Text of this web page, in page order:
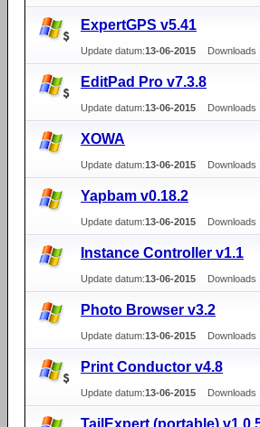
ExpertGPS v5.41
Update datum:13-06-2015 Downloads :
EditPad Pro v7.3.8
Update datum:13-06-2015 Downloads :
XOWA
Update datum:13-06-2015 Downloads :
Yapbam v0.18.2
Update datum:13-06-2015 Downloads :
Instance Controller v1.1
Update datum:13-06-2015 Downloads :
Photo Browser v3.2
Update datum:13-06-2015 Downloads :
Print Conductor v4.8
Update datum:13-06-2015 Downloads :
TailExpert (portable)